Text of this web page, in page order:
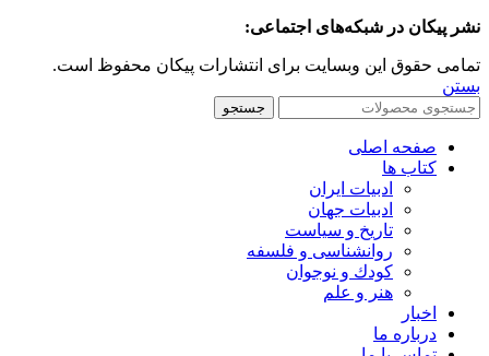
نشر پیکان در شبکه‌های اجتماعی:
تمامی حقوق این وبسایت برای انتشارات پیکان محفوظ است.
بستن
جستجو
صفحه اصلی
کتاب ها
ادبیات ایران
ادبیات جهان
تاریخ و سیاست
روانشناسی و فلسفه
کودك و نوجوان
هنر و علم
اخبار
درباره ما